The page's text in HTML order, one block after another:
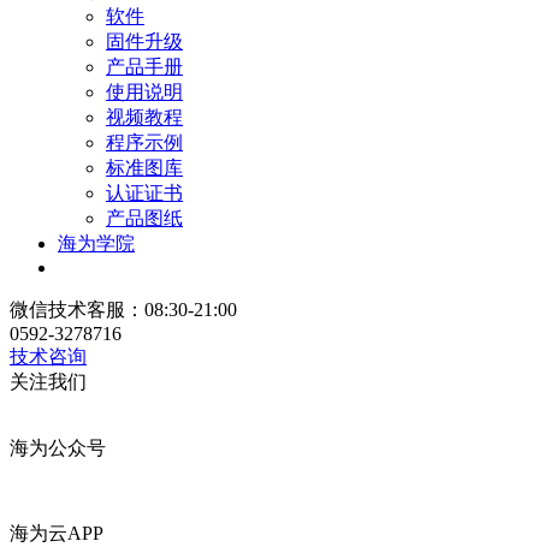
软件
固件升级
产品手册
使用说明
视频教程
程序示例
标准图库
认证证书
产品图纸
海为学院
微信技术客服：08:30-21:00
0592-3278716
技术咨询
关注我们
海为公众号
海为云APP